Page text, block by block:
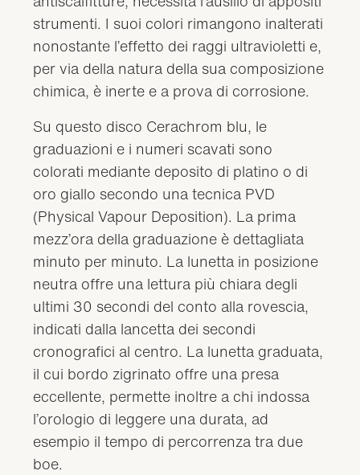
strumenti. I suoi colori rimangono inalterati
nonostante l’effetto dei raggi ultravioletti e,
per via della natura della sua composizione
chimica, è inerte e a prova di corrosione.
Su questo disco Cerachrom blu, le
graduazioni e i numeri scavati sono
colorati mediante deposito di platino o di
oro giallo secondo una tecnica PVD
(Physical Vapour Deposition). La prima
mezz’ora della graduazione è dettagliata
minuto per minuto. La lunetta in posizione
neutra offre una lettura più chiara degli
ultimi 30 secondi del conto alla rovescia,
indicati dalla lancetta dei secondi
cronografici al centro. La lunetta graduata,
il cui bordo zigrinato offre una presa
eccellente, permette inoltre a chi indossa
l’orologio di leggere una durata, ad
esempio il tempo di percorrenza tra due
boe.